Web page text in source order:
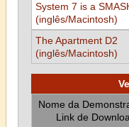
System 7 is a
(inglês/Macintosh)
The Apartment D2
(inglês/Macintosh)
Nome da
Link de